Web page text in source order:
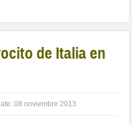
de Italia en
08 noviembre 2013